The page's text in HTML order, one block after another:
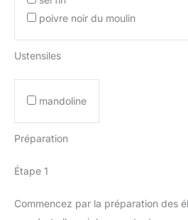
poivre noir du moulin
Ustensiles
mandoline
Préparation
Étape 1
Commencez par la préparation des